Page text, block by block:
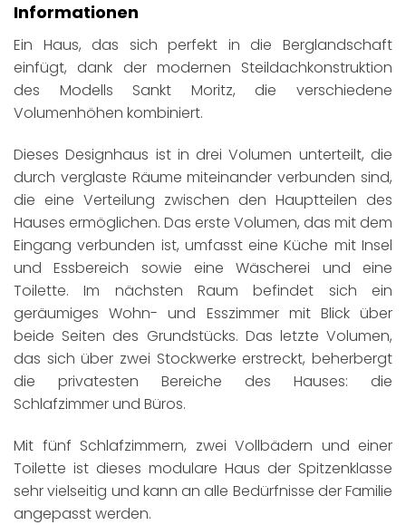
Informationen
Ein Haus, das sich perfekt in die Berglandschaft
einfügt, dank der modernen Steildachkonstruktion
des Modells Sankt Moritz, die verschiedene
Volumenhöhen kombiniert.
Dieses Designhaus ist in drei Volumen unterteilt, die
durch verglaste Räume miteinander verbunden sind,
die eine Verteilung zwischen den Hauptteilen des
Hauses ermöglichen. Das erste Volumen, das mit dem
Eingang verbunden ist, umfasst eine Küche mit Insel
und Essbereich sowie eine Wäscherei und eine
Toilette. Im nächsten Raum befindet sich ein
geräumiges Wohn- und Esszimmer mit Blick über
beide Seiten des Grundstücks. Das letzte Volumen,
das sich über zwei Stockwerke erstreckt, beherbergt
die privatesten Bereiche des Hauses: die
Schlafzimmer und Büros.
Mit fünf Schlafzimmern, zwei Vollbädern und einer
Toilette ist dieses modulare Haus der Spitzenklasse
sehr vielseitig und kann an alle Bedürfnisse der Familie
angepasst werden.